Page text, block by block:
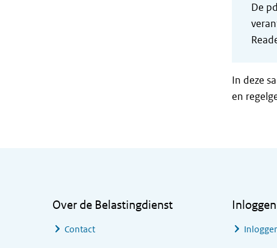
De
In deze
en
Over de Belastingdienst
Contact
Inloggen